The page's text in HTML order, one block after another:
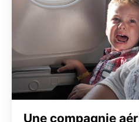
Une compagnie